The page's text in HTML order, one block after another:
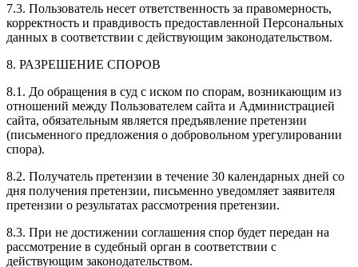
7.3. Пользователь несет ответственность за правомерность,
корректность и правдивость предоставленной Персональных
данных в соответствии с действующим законодательством.
8. РАЗРЕШЕНИЕ СПОРОВ
8.1. До обращения в суд с иском по спорам, возникающим из
отношений между Пользователем сайта и Администрацией
сайта, обязательным является предъявление претензии
(письменного предложения о добровольном урегулировании
спора).
8.2. Получатель претензии в течение 30 календарных дней со
дня получения претензии, письменно уведомляет заявителя
претензии о результатах рассмотрения претензии.
8.3. При не достижении соглашения спор будет передан на
рассмотрение в судебный орган в соответствии с
действующим законодательством.